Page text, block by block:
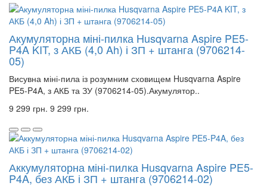
Акумуляторна міні-пилка Husqvarna Aspire PE5-
P4A KIT, з АКБ (4,0 Ah) і ЗП + штанга (9706214-
05)
Висувна міні-пила із розумним сховищем Husqvarna Aspire
PE5-P4A, з АКБ та ЗУ (9706214-05).Акумулятор..
9 299 грн. 9 299 грн.
Аккумуляторна міні-пилка Husqvarna Aspire PE5-
P4A, без АКБ і ЗП + штанга (9706214‑02)